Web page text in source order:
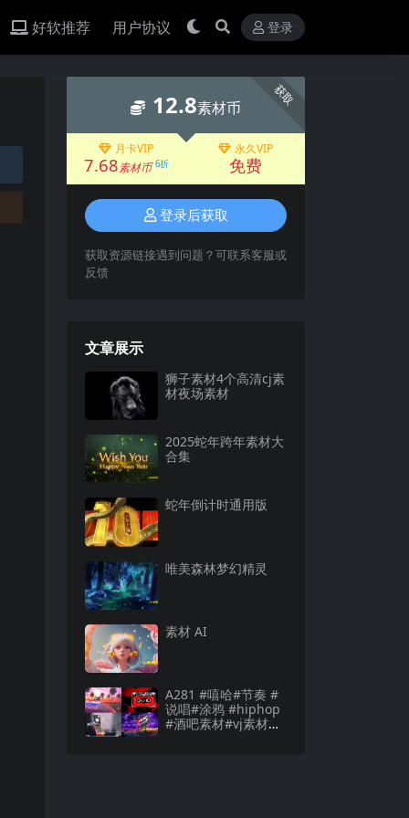
好软推荐 用户协议 登录
获取
12.8素材币
月卡VIP
7.68素材币 6折
永久VIP
免费
登录后获取
获取资源链接遇到问题？可联系客服或
反馈
文章展示
狮子素材4个高清cj素
材夜场素材
2025蛇年跨年素材大
合集
蛇年倒计时通用版
唯美森林梦幻精灵
素材 AI
A281 #嘻哈#节奏 #
说唱#涂鸦 #hiphop
#酒吧素材#vj素材酒